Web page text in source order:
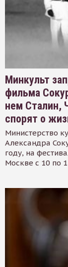
Минкульт
фильма
нем Сталин,
спорят о
Министерство
Александра
году, на
Москве с 10 по